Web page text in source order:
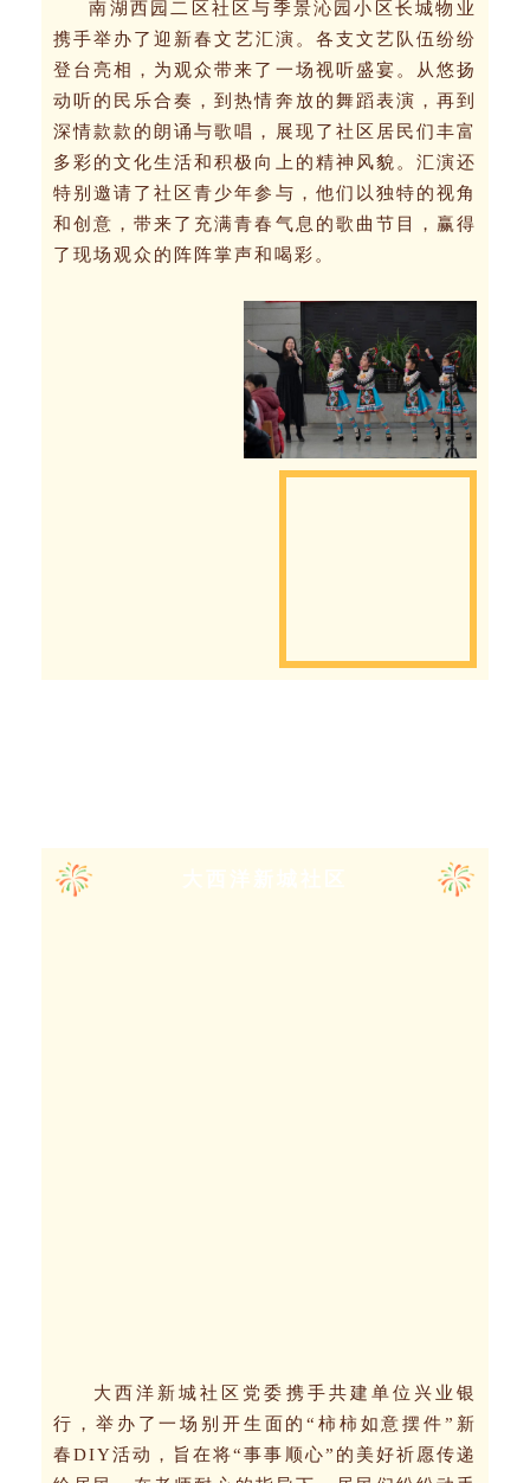
南湖西园二区社区与季景沁园小区长城物业
携手举办了迎新春文艺汇演。各支文艺队伍纷纷
登台亮相，为观众带来了一场视听盛宴。从悠扬
动听的民乐合奏，到热情奔放的舞蹈表演，再到
深情款款的朗诵与歌唱，展现了社区居民们丰富
多彩的文化生活和积极向上的精神风貌。 汇演还
特别邀请了社区青少年参与，他们以独特的视角
和创意，带来了充满青春气息的歌曲节目，赢得
了现场观众的阵阵掌声和喝彩。
大西洋新城社区党委携手共建单位兴业银
行，举办了一场别开生面的“柿柿如意摆件”新
春DIY活动，旨在将“事事顺心”的美好祈愿传递